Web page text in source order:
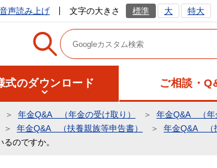
音声読み上げ 文字の大きさ 標準 大 特大
式のダウンロード ご相談・
年金Q&A （年金の受け取り）
年金Q&A （年
年金Q&A （扶養親族等申告書）
年金Q&A （
のですか。